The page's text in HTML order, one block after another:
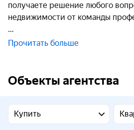
получаете решение любого
недвижимости от команды
Прочитать больше
Объекты агентства
Купить